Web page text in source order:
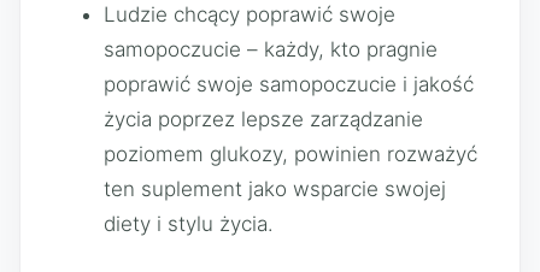
Ludzie chcący poprawić swoje
samopoczucie – każdy, kto pragnie
poprawić swoje samopoczucie i jakość
życia poprzez lepsze zarządzanie
poziomem glukozy, powinien rozważyć
ten suplement jako wsparcie swojej
diety i stylu życia.